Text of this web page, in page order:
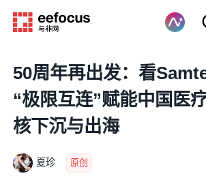
50周年再出发：看
“极限互连”赋能中国医
核下沉与出海
夏珍 原创